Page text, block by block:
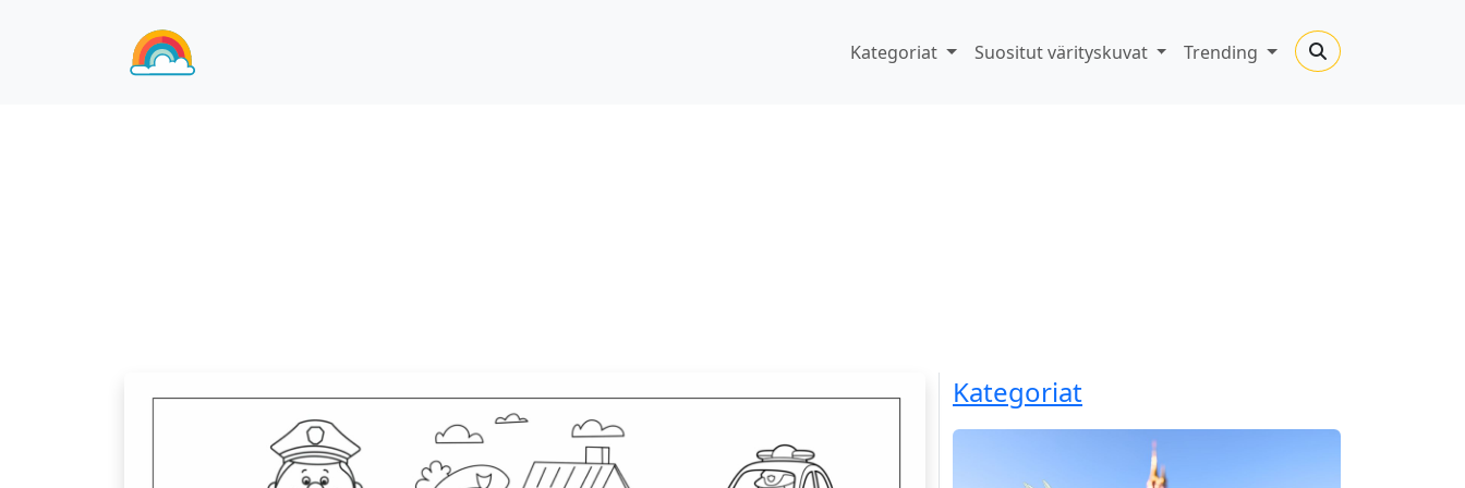
Kategoriat Suositut värityskuvat Trending
Kategoriat